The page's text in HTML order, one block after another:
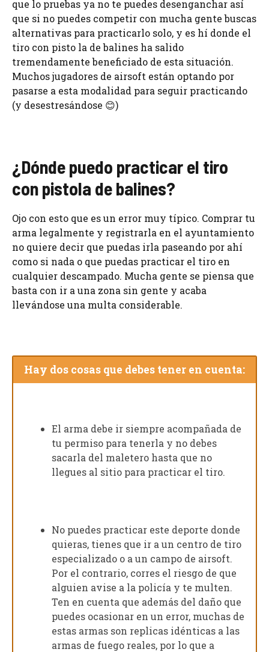
que lo pruebas ya no te puedes desenganchar así
que si no puedes competir con mucha gente buscas
alternativas para practicarlo solo, y es hí donde el
tiro con pisto la de balines ha salido
tremendamente beneficiado de esta situación.
Muchos jugadores de airsoft están optando por
pasarse a esta modalidad para seguir practicando
(y desestresándose 😊)
¿Dónde puedo practicar el tiro
con pistola de balines?
Ojo con esto que es un error muy típico. Comprar tu
arma legalmente y registrarla en el ayuntamiento
no quiere decir que puedas irla paseando por ahí
como si nada o que puedas practicar el tiro en
cualquier descampado. Mucha gente se piensa que
basta con ir a una zona sin gente y acaba
llevándose una multa considerable.
Hay dos cosas que debes tener en cuenta:
El arma debe ir siempre acompañada de
tu permiso para tenerla y no debes
sacarla del maletero hasta que no
llegues al sitio para practicar el tiro.
No puedes practicar este deporte donde
quieras, tienes que ir a un centro de tiro
especializado o a un campo de airsoft.
Por el contrario, corres el riesgo de que
alguien avise a la policía y te multen.
Ten en cuenta que además del daño que
puedes ocasionar en un error, muchas de
estas armas son replicas idénticas a las
armas de fuego reales, por lo que a